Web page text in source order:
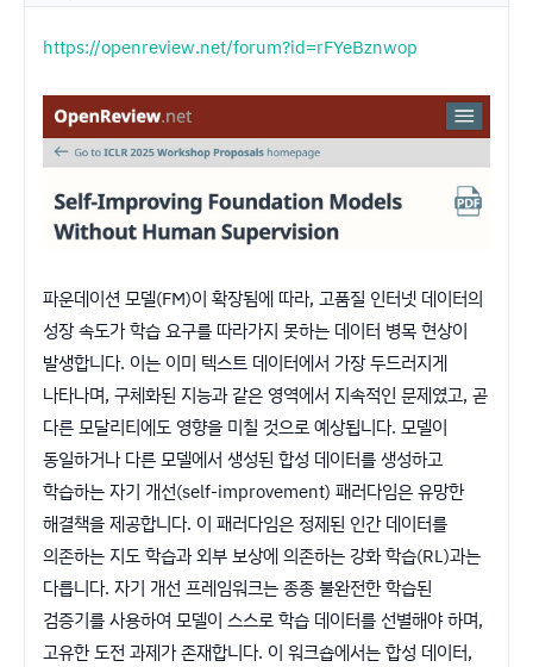
https://openreview.net/forum?id=rFYeBznwop
파운데이션 모델(FM)이 확장됨에 따라, 고품질 인터넷 데이터의
성장 속도가 학습 요구를 따라가지 못하는 데이터 병목 현상이
발생합니다. 이는 이미 텍스트 데이터에서 가장 두드러지게
나타나며, 구체화된 지능과 같은 영역에서 지속적인 문제였고, 곧
다른 모달리티에도 영향을 미칠 것으로 예상됩니다. 모델이
동일하거나 다른 모델에서 생성된 합성 데이터를 생성하고
학습하는 자기 개선(self-improvement) 패러다임은 유망한
해결책을 제공합니다. 이 패러다임은 정제된 인간 데이터를
의존하는 지도 학습과 외부 보상에 의존하는 강화 학습(RL)과는
다릅니다. 자기 개선 프레임워크는 종종 불완전한 학습된
검증기를 사용하여 모델이 스스로 학습 데이터를 선별해야 하며,
고유한 도전 과제가 존재합니다. 이 워크숍에서는 합성 데이터,